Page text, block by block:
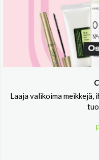
Laaja valikoima